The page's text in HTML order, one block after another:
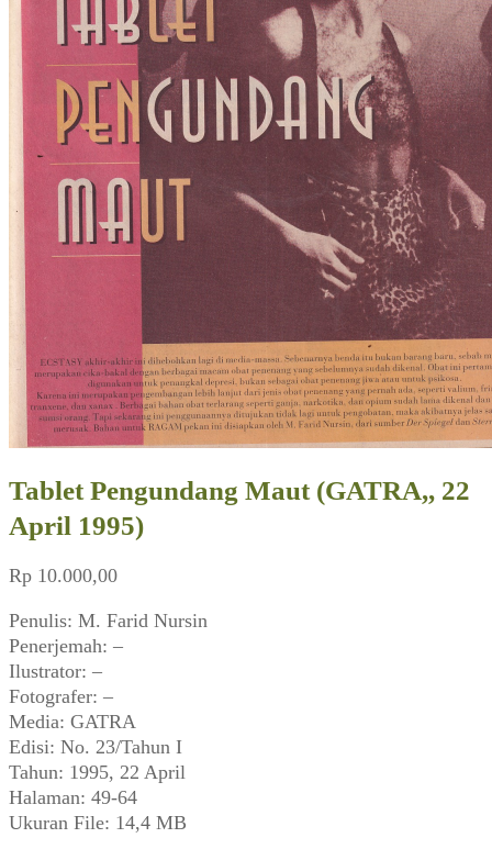
Tablet Pengundang Maut (GATRA,, 22
April 1995)
Rp 10.000,00
Penulis: M. Farid Nursin
Penerjemah: –
Ilustrator: –
Fotografer: –
Media: GATRA
Edisi: No. 23/Tahun I
Tahun: 1995, 22 April
Halaman: 49-64
Ukuran File: 14,4 MB